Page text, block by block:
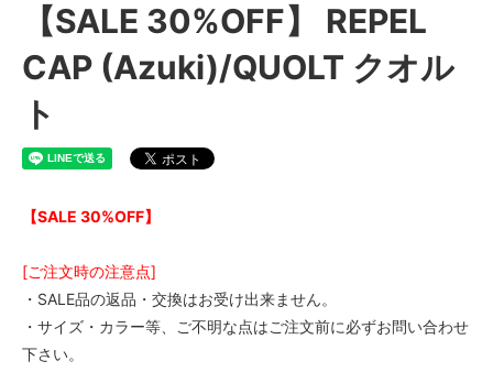
【SALE 30%OFF】 REPEL
CAP (Azuki)/QUOLT クオル
ト
【SALE 30%OFF】
[ご注文時の注意点]
・SALE品の返品・交換はお受け出来ません。
・サイズ・カラー等、ご不明な点はご注文前に必ずお問い合わせ
下さい。